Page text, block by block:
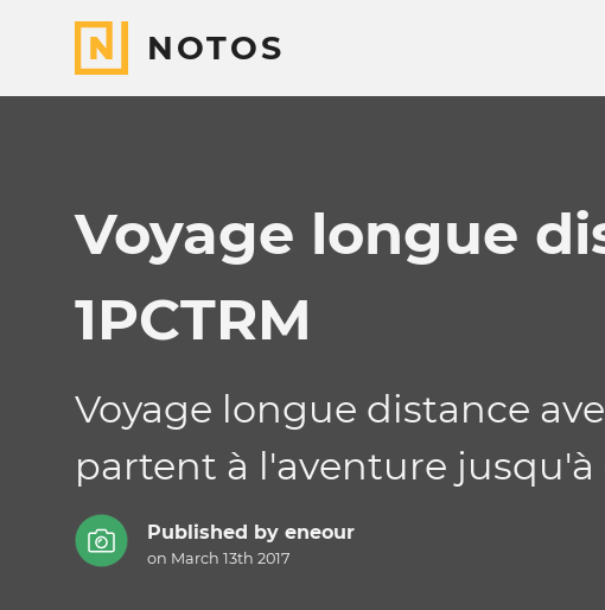
NOTOS
Voyage longue
1PCTRM
Voyage longue distance
partent à l'aventure
Published by eneour
on March 13th 2017